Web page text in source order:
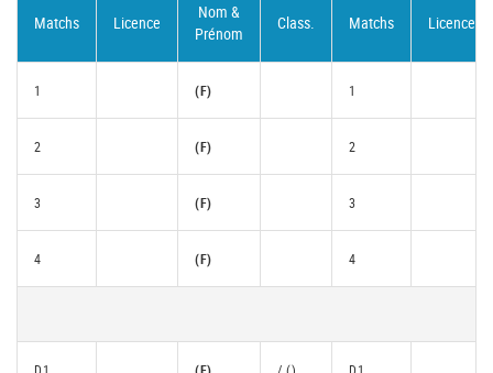
Matchs Licence
Nom &
Prénom
Class. Matchs Licence
1 (F) 1
2 (F) 2
3 (F) 3
4 (F) 4